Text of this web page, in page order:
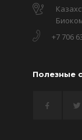
+7 706
Полезные